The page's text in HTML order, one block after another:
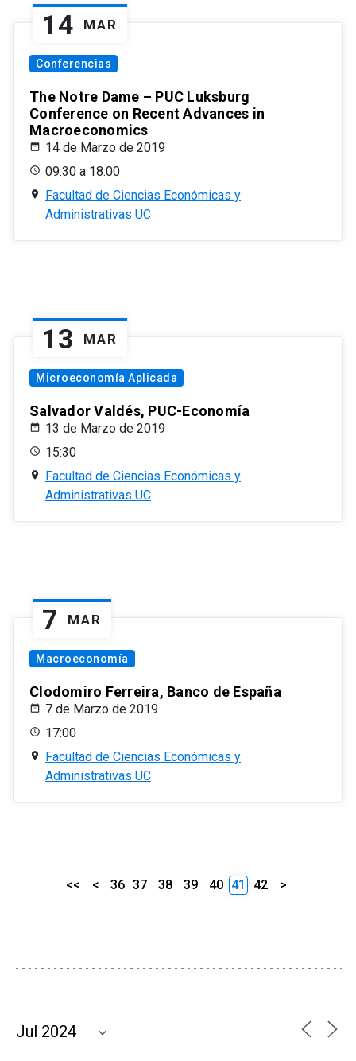
14 MAR
Conferencias
The Notre Dame – PUC Luksburg
Conference on Recent Advances in
Macroeconomics
14 de Marzo de 2019
09:30 a 18:00
Facultad de Ciencias Económicas y
Administrativas UC
13 MAR
Microeconomía Aplicada
Salvador Valdés, PUC-Economía
13 de Marzo de 2019
15:30
Facultad de Ciencias Económicas y
Administrativas UC
7 MAR
Macroeconomía
Clodomiro Ferreira, Banco de España
7 de Marzo de 2019
17:00
Facultad de Ciencias Económicas y
Administrativas UC
<< < 36 37 38 39 40 41 42 >